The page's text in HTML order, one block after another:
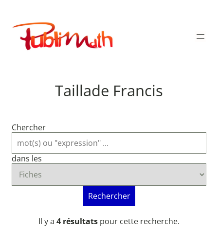
contenu
Publimath
Taillade Francis
Chercher
dans les
Rechercher
Il y a 4 résultats pour cette recherche.